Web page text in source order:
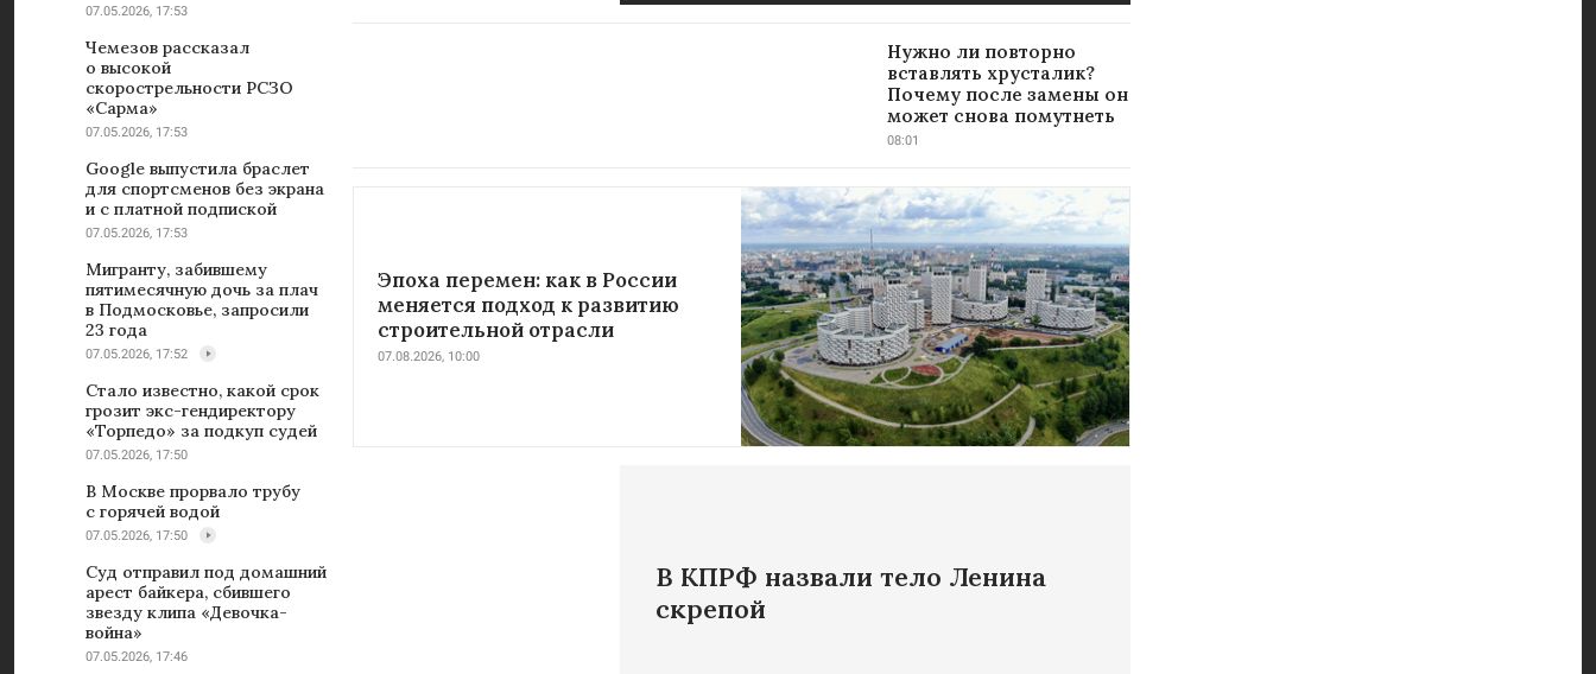
07.05.2026, 17:53
Чемезов рассказал
о высокой
скорострельности РСЗО
«Сарма»
07.05.2026, 17:53
Google выпустила браслет
для спортсменов без экрана
и с платной подпиской
07.05.2026, 17:53
Мигранту, забившему
пятимесячную дочь за плач
в Подмосковье, запросили
23 года
07.05.2026, 17:52
Стало известно, какой срок
грозит экс-гендиректору
«Торпедо» за подкуп судей
07.05.2026, 17:50
В Москве прорвало трубу
с горячей водой
07.05.2026, 17:50
Суд отправил под домашний
арест байкера, сбившего
звезду клипа «Девочка-
война»
07.05.2026, 17:46
Нужно ли повторно
вставлять хрусталик?
Почему после замены он
может снова помутнеть
08:01
Эпоха перемен: как в России
меняется подход к развитию
строительной отрасли
07.08.2026, 10:00
В КПРФ назвали тело Ленина
скрепой